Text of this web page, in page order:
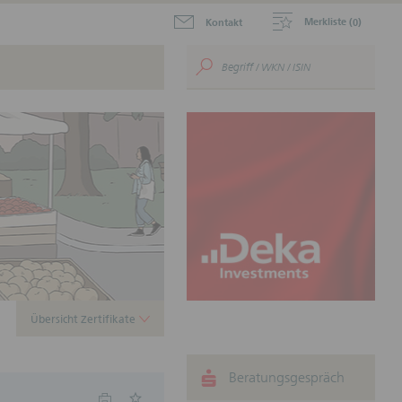
Kontakt Merkliste (0)
aktuellen Zertifikate zum
für Ihr
Beratungsgespräch
Übersicht Zertifikate